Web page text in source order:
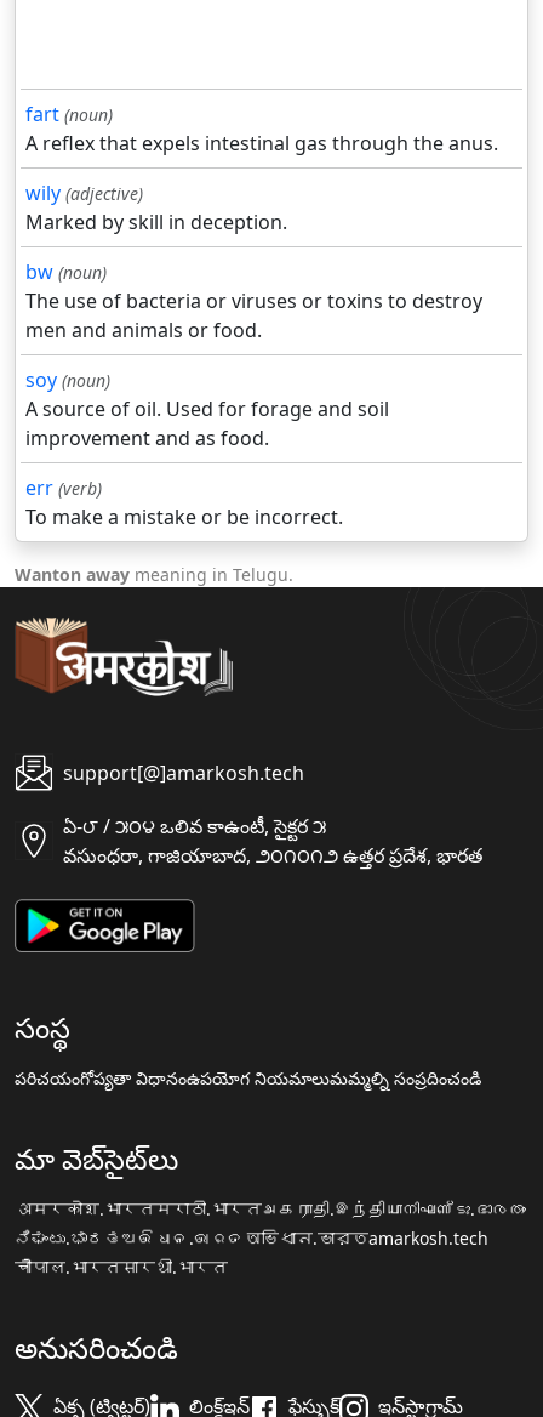
fart (noun)
A reflex that expels intestinal gas through the anus.
wily (adjective)
Marked by skill in deception.
bw (noun)
The use of bacteria or viruses or toxins to destroy
men and animals or food.
soy (noun)
A source of oil. Used for forage and soil
improvement and as food.
err (verb)
To make a mistake or be incorrect.
Wanton away meaning in Telugu.
support[@]amarkosh.tech
ఏ-౮ / ౫౦౪ ఒలివ కాఉంటీ, సైక్టర ౫
వసుంధరా, గాజియాబాద, ౨౦౧౦౧౨ ఉత్తర ప్రదేశ, భారత
సంస్థ
పరిచయంగోప్యతా విధానంఉపయోగ నియమాలుమమ్మల్ని సంప్రదించండి
మా వెబ్‌సైట్‌లు
अमरकोश.भारतमराठी.भारतஅகராதி.இந்தியாനിഘണ്ടു.ഭാരതം
ನಿಘಂಟು.ಭಾರತ ଅଭିଧାନ.ଭାରତ অভিধান.ভারতamarkosh.tech
चौपाल.भारतसारथी.भारत
అనుసరించండి
ఏక్స (ట్విట్టర్) లింక్డ్ఇన్ ఫేస్బుక్ ఇన్‌స్టాగ్రామ్